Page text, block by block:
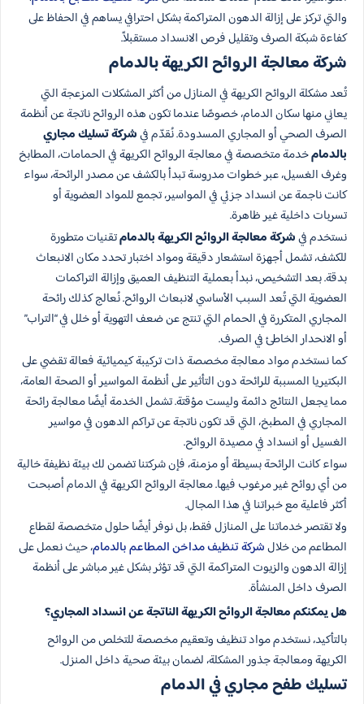
والتي تركز على إزالة الدهون المتراكمة بشكل احترافي يساهم في الحفاظ على
كفاءة شبكة الصرف وتقليل فرص الانسداد مستقبلاً.
شركة معالجة الروائح الكريهة بالدمام
تُعد مشكلة الروائح الكريهة في المنازل من أكثر المشكلات المزعجة التي
يعاني منها سكان الدمام، خصوصًا عندما تكون هذه الروائح ناتجة عن أنظمة
الصرف الصحي أو المجاري المسدودة. نُقدّم فيشركة تسليك مجاري
بالدمامخدمة متخصصة في معالجة الروائح الكريهة في الحمامات، المطابخ
وغرف الغسيل، عبر خطوات مدروسة تبدأ بالكشف عن مصدر الرائحة، سواء
كانت ناجمة عن انسداد جزئي في المواسير، تجمع للمواد العضوية أو
تسربات داخلية غير ظاهرة.
نستخدم فيشركة معالجة الروائح الكريهة بالدمامتقنيات متطورة
للكشف، تشمل أجهزة استشعار دقيقة ومواد اختبار تحدد مكان الانبعاث
بدقة. بعد التشخيص، نبدأ بعملية التنظيف العميق وإزالة التراكمات
العضوية التي تُعد السبب الأساسي لانبعاث الروائح. نُعالج كذلك رائحة
المجاري المتكررة في الحمام التي تنتج عن ضعف التهوية أو خلل في “التراب”
أو الانحدار الخاطئ في الصرف.
كما نستخدم مواد معالجة مخصصة ذات تركيبة كيميائية فعالة تقضي على
البكتيريا المسببة للرائحة دون التأثير على أنظمة المواسير أو الصحة العامة،
مما يجعل النتائج دائمة وليست مؤقتة. تشمل الخدمة أيضًا معالجة رائحة
المجاري في المطبخ، التي قد تكون ناتجة عن تراكم الدهون في مواسير
الغسيل أو انسداد في مصيدة الروائح.
سواء كانت الرائحة بسيطة أو مزمنة، فإن شركتنا تضمن لك بيئة نظيفة خالية
من أي روائح غير مرغوب فيها. معالجة الروائح الكريهة في الدمام أصبحت
أكثر فاعلية مع خبراتنا في هذا المجال.
ولا تقتصر خدماتنا على المنازل فقط، بل نوفر أيضًا حلول متخصصة لقطاع
المطاعم من خلالشركة تنظيف مداخن المطاعم بالدمام، حيث نعمل على
إزالة الدهون والزيوت المتراكمة التي قد تؤثر بشكل غير مباشر على أنظمة
الصرف داخل المنشأة.
هل يمكنكم معالجة الروائح الكريهة الناتجة عن انسداد المجاري؟
بالتأكيد، نستخدم مواد تنظيف وتعقيم مخصصة للتخلص من الروائح
الكريهة ومعالجة جذور المشكلة، لضمان بيئة صحية داخل المنزل.
تسليك طفح مجاري في الدمام